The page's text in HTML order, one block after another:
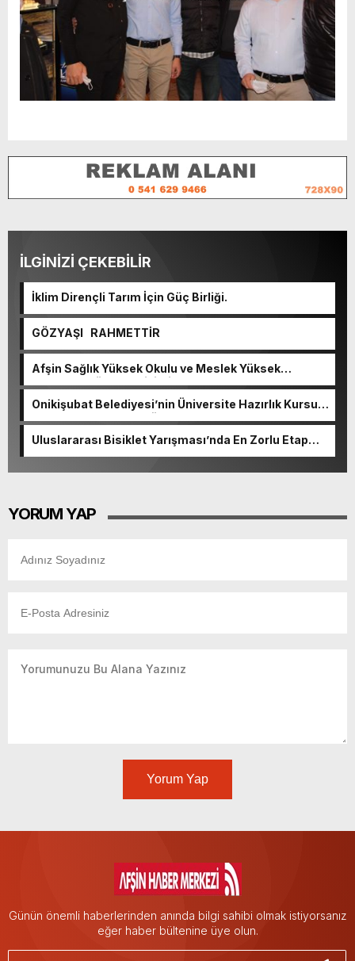
İLGİNİZİ ÇEKEBİLİR
İklim Dirençli Tarım İçin Güç Birliği.
GÖZYAŞI RAHMETTİR
Afşin Sağlık Yüksek Okulu ve Meslek Yüksek
Okulunda görev değişimi!
Onikişubat Belediyesi’nin Üniversite Hazırlık Kursu
başvurularında son gün 7 Ağustos.
Uluslararası Bisiklet Yarışması’nda En Zorlu Etap
YORUM YAP
Yorum Yap
Günün önemli haberlerinden anında bilgi sahibi olmak istiyorsanız
eğer haber bültenine üye olun.